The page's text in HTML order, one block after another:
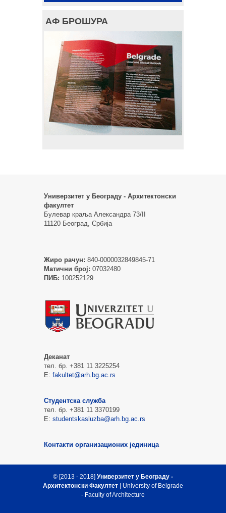
АФ БРОШУРА
Универзитет у Београду - Архитектонски
факултет
Булевар краља Александра 73/II
11120 Београд, Србија
Жиро рачун: 840-0000032849845-71
Матични број: 07032480
ПИБ: 100252129
Деканат
тел. бр. +381 11 3225254
Е: fakultet@arh.bg.ac.rs
Студентска служба
тел. бр. +381 11 3370199
Е: studentskasluzba@arh.bg.ac.rs
Контакти организационих јединица
© [2013 - 2018] Универзитет у Београду -
Архитектонски Факултет | University of Belgrade
- Faculty of Architecture